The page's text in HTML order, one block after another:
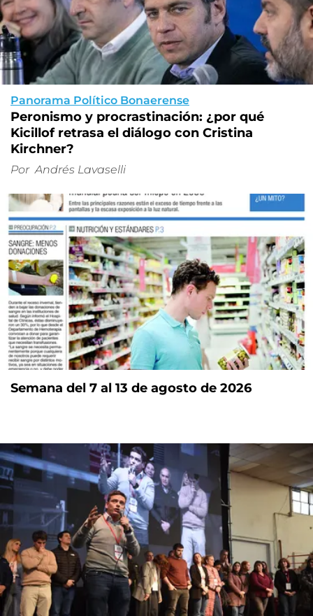
Panorama Político Bonaerense
Peronismo y procrastinación: ¿por qué
Kicillof retrasa el diálogo con Cristina
Kirchner?
Por Andrés Lavaselli
Semana del 7 al 13 de agosto de 2026